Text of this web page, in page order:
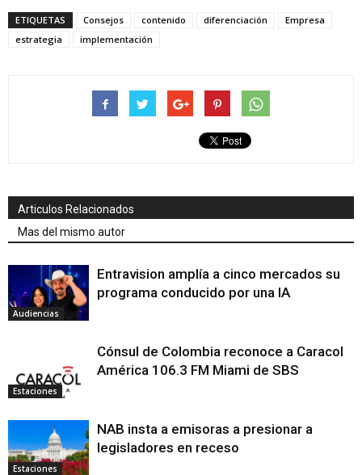
ETIQUETAS Consejos contenido diferenciación
Empresa
estrategia
implementación
Articulos Relacionados
Mas del mismo autor
Audiencias
Entravision amplía a cinco mercados su
programa conducido por una IA
Estaciones
Cónsul de Colombia reconoce a Caracol
América 106.3 FM Miami de SBS
Estaciones
NAB insta a emisoras a presionar a
legisladores en receso